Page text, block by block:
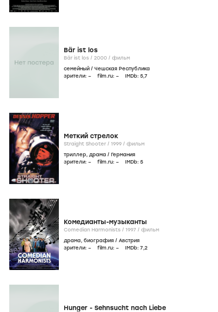
Bär ist los
Bär ist los / 2000 / фильм
семейный / Чешская Республика
зрители: – film.ru: – IMDb: 5,7
Меткий стрелок
Straight Shooter / 1999 / фильм
триллер, драма / Германия
зрители: – film.ru: – IMDb: 5
Комедианты-музыканты
Comedian Harmonists / 1997 / фильм
драма, биография / Австрия
зрители: – film.ru: – IMDb: 7,2
Hunger - Sehnsucht nach Liebe